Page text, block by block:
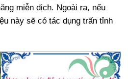
miễn dịch. Ngoài ra, nếu
này sẽ có tác dụng trấn tỉnh